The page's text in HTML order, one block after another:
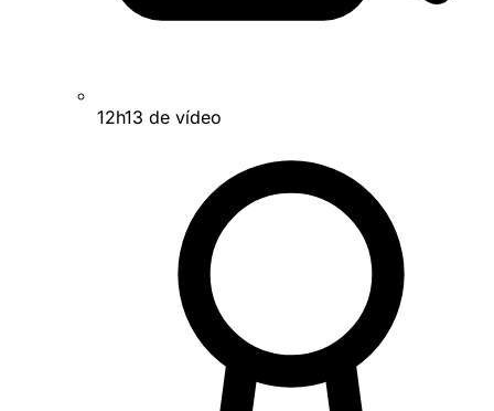
12h13 de vídeo